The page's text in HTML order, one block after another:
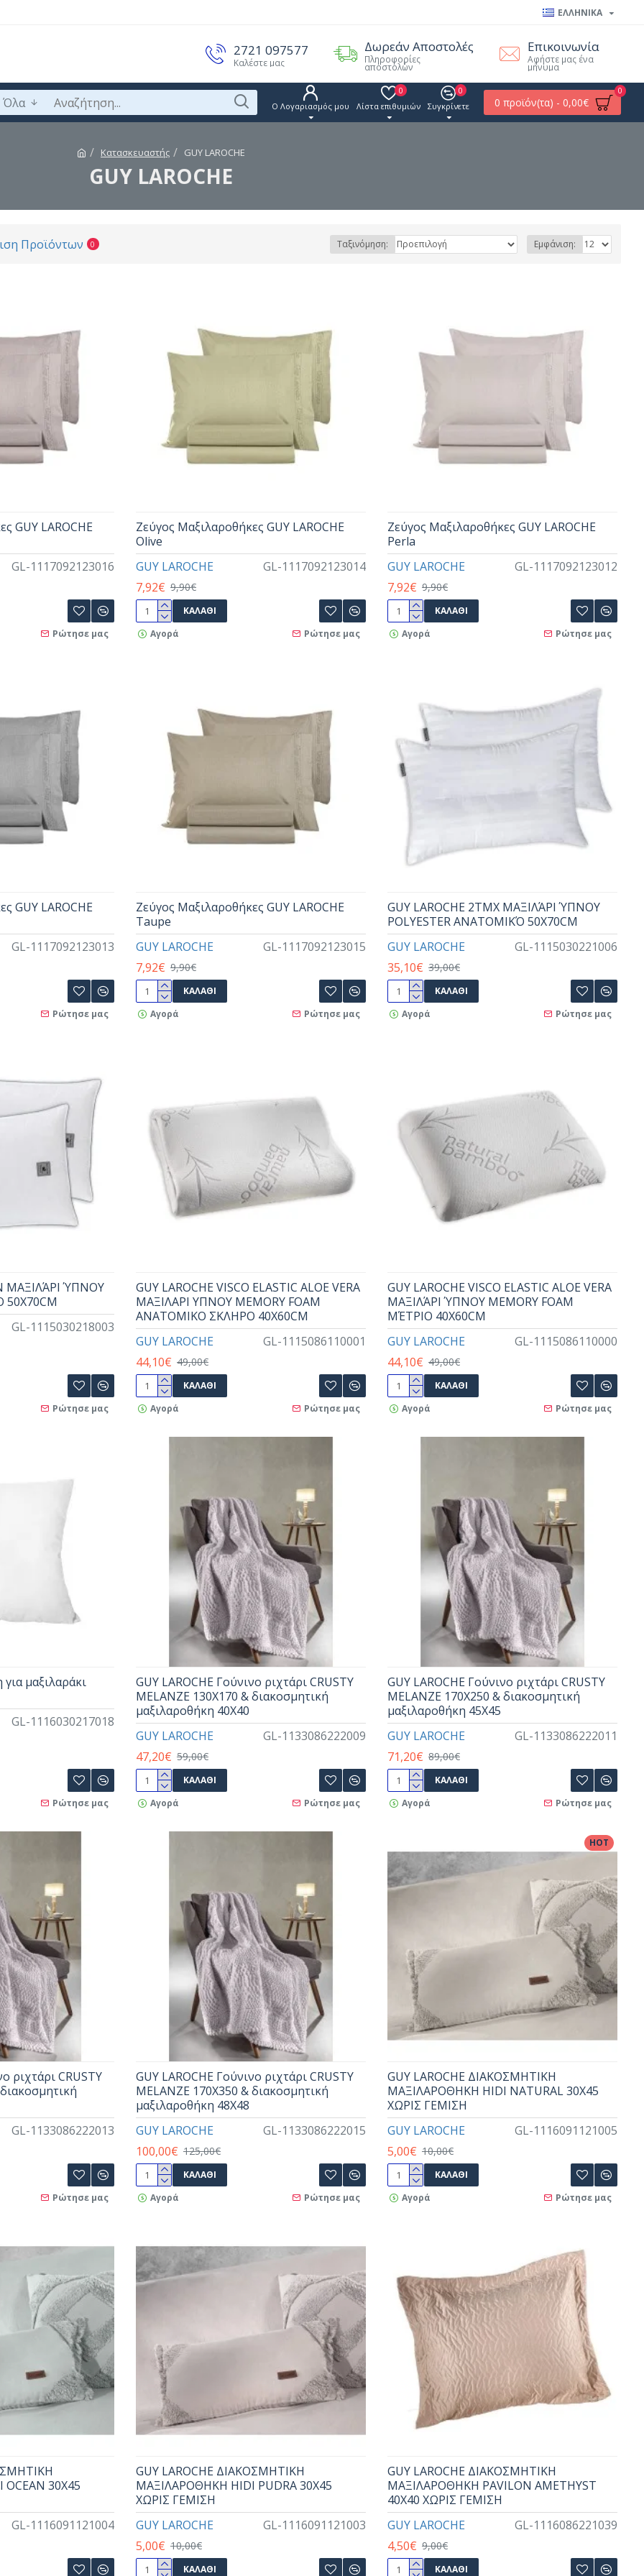
ΕΛΛΗΝΙΚΑ
2721 097577
Καλέστε μας
Δωρεάν Αποστολές
Πληροφορίες
αποστολών
Επικοινωνία
Αφήστε μας ένα
μήνυμα
Όλα Ο Λογαριασμός μου Λίστα επιθυμιών
0
Συγκρίνετε
0
0 προϊόν(τα) - 0,00€
0
Κατασκευαστής GUY LAROCHE
GUY LAROCHE
Προϊόντων 0 Ταξινόμηση: Εμφάνιση:
GL-1117092123016
GUY LAROCHE
Ρώτησε μας
GUY LAROCHE GL-1117092123014
Ζεύγος Μαξιλαροθήκες GUY LAROCHE
Olive
7,92€ 9,90€
ΚΑΛΆΘΙ
Αγορά
Ρώτησε μας
GUY LAROCHE GL-1117092123012
Ζεύγος Μαξιλαροθήκες GUY LAROCHE
Perla
7,92€ 9,90€
ΚΑΛΆΘΙ
Αγορά
Ρώτησε μας
GL-1117092123013
GUY LAROCHE
Ρώτησε μας
GUY LAROCHE GL-1117092123015
Ζεύγος Μαξιλαροθήκες GUY LAROCHE
Taupe
7,92€ 9,90€
ΚΑΛΆΘΙ
Αγορά
Ρώτησε μας
GUY LAROCHE GL-1115030221006
GUY LAROCHE 2ΤΜΧ ΜΑΞΙΛΆΡΙ ΎΠΝΟΥ
POLYESTER ΑΝΑΤΟΜΙΚΌ 50X70CM
35,10€ 39,00€
ΚΑΛΆΘΙ
Αγορά
Ρώτησε μας
GL-1115030218003
ΜΑΞΙΛΆΡΙ ΎΠΝΟΥ
50X70CM
Ρώτησε μας
GUY LAROCHE GL-1115086110001
GUY LAROCHE VISCO ELASTIC ALOE VERA
ΜΑΞΙΛΑΡΙ ΥΠΝΟΥ MEMORY FOAM
ΑΝΑΤΟΜΙΚΟ ΣΚΛΗΡΟ 40X60CM
44,10€ 49,00€
ΚΑΛΆΘΙ
Αγορά
Ρώτησε μας
GUY LAROCHE GL-1115086110000
GUY LAROCHE VISCO ELASTIC ALOE VERA
ΜΑΞΙΛΆΡΙ ΎΠΝΟΥ MEMORY FOAM
ΜΈΤΡΙΟ 40X60CM
44,10€ 49,00€
ΚΑΛΆΘΙ
Αγορά
Ρώτησε μας
GL-1116030217018
για μαξιλαράκι
Ρώτησε μας
GUY LAROCHE GL-1133086222009
GUY LAROCHE Γούνινο ριχτάρι CRUSTY
MELANZE 130X170 & διακοσμητική
μαξιλαροθήκη 40X40
47,20€ 59,00€
ΚΑΛΆΘΙ
Αγορά
Ρώτησε μας
GUY LAROCHE GL-1133086222011
GUY LAROCHE Γούνινο ριχτάρι CRUSTY
MELANZE 170X250 & διακοσμητική
μαξιλαροθήκη 45X45
71,20€ 89,00€
ΚΑΛΆΘΙ
Αγορά
Ρώτησε μας
GL-1133086222013
ριχτάρι CRUSTY
Ρώτησε μας
GUY LAROCHE GL-1133086222015
GUY LAROCHE Γούνινο ριχτάρι CRUSTY
MELANZE 170X350 & διακοσμητική
μαξιλαροθήκη 48X48
100,00€ 125,00€
ΚΑΛΆΘΙ
Αγορά
Ρώτησε μας
HOT
GUY LAROCHE GL-1116091121005
GUY LAROCHE ΔΙΑΚΟΣΜΗΤΙΚΗ
ΜΑΞΙΛΑΡΟΘΗΚΗ HIDI NATURAL 30X45
ΧΩΡΙΣ ΓΕΜΙΣΗ
5,00€ 10,00€
ΚΑΛΆΘΙ
Αγορά
Ρώτησε μας
GL-1116091121004
30X45
GUY LAROCHE GL-1116091121003
GUY LAROCHE ΔΙΑΚΟΣΜΗΤΙΚΗ
ΜΑΞΙΛΑΡΟΘΗΚΗ HIDI PUDRA 30X45
ΧΩΡΙΣ ΓΕΜΙΣΗ
5,00€ 10,00€
ΚΑΛΆΘΙ
GUY LAROCHE GL-1116086221039
GUY LAROCHE ΔΙΑΚΟΣΜΗΤΙΚΗ
ΜΑΞΙΛΑΡΟΘΗΚΗ PAVILON AMETHYST
40X40 ΧΩΡΙΣ ΓΕΜΙΣΗ
4,50€ 9,00€
ΚΑΛΆΘΙ